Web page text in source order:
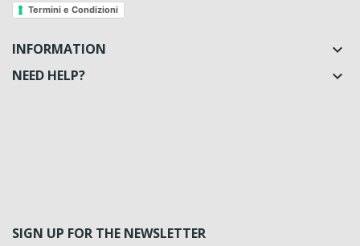
Termini e Condizioni
INFORMATION 
NEED HELP? 
SIGN UP FOR THE NEWSLETTER